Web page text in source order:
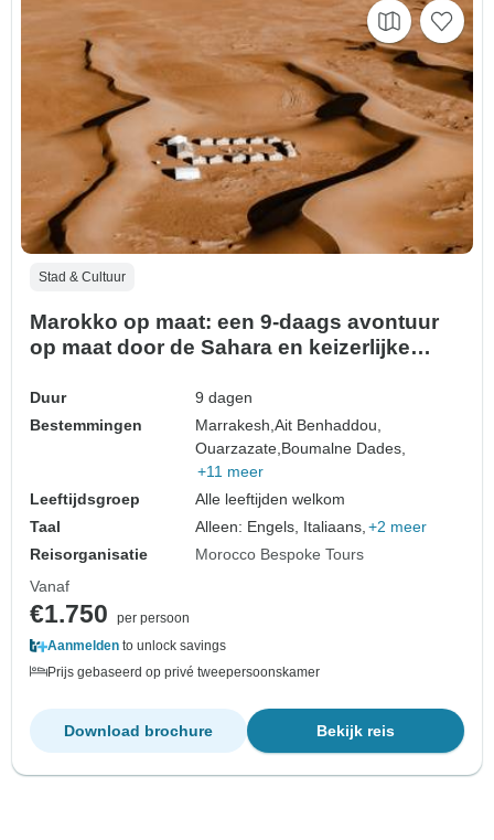
Stad & Cultuur
Marokko op maat: een 9-daags avontuur
op maat door de Sahara en keizerlijke
Duur
9 dagen
Bestemmingen
Marrakesh,Ait Benhaddou,
Ouarzazate, Boumalne Dades,
+11 meer
Leeftijdsgroep
Alle leeftijden welkom
Taal
Alleen: Engels, Italiaans, +2 meer
Reisorganisatie
Morocco Bespoke Tours
Vanaf
€1.750
per persoon
Aanmelden to unlock savings
Prijs gebaseerd op privé tweepersoonskamer
Bekijk reis
Download brochure